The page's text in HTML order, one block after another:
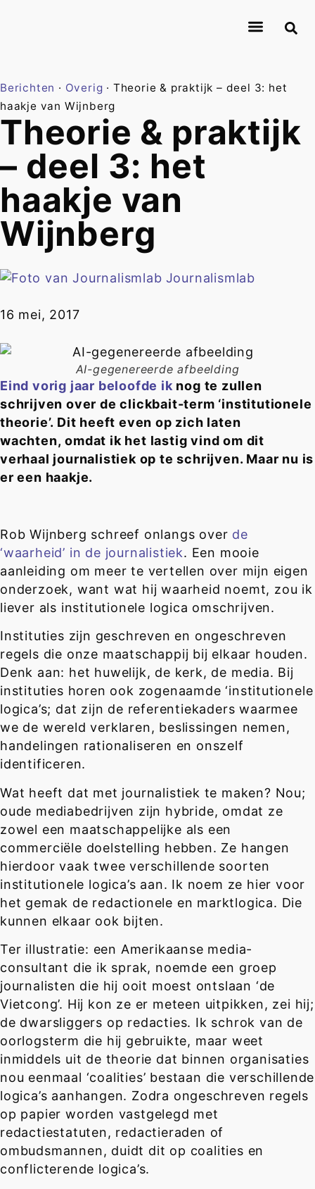
Berichten · Overig · Theorie & praktijk – deel 3: het
haakje van Wijnberg
Theorie & praktijk
– deel 3: het
haakje van
Wijnberg
Journalismlab
16 mei, 2017
AI-gegenereerde afbeelding
Eind vorig jaar beloofde ik nog te zullen
schrijven over de clickbait-term ‘institutionele
theorie’. Dit heeft even op zich laten
wachten, omdat ik het lastig vind om dit
verhaal journalistiek op te schrijven. Maar nu is
er een haakje.
Rob Wijnberg schreef onlangs over de
‘waarheid’ in de journalistiek. Een mooie
aanleiding om meer te vertellen over mijn eigen
onderzoek, want wat hij waarheid noemt, zou ik
liever als institutionele logica omschrijven.
Instituties zijn geschreven en ongeschreven
regels die onze maatschappij bij elkaar houden.
Denk aan: het huwelijk, de kerk, de media. Bij
instituties horen ook zogenaamde ‘institutionele
logica’s; dat zijn de referentiekaders waarmee
we de wereld verklaren, beslissingen nemen,
handelingen rationaliseren en onszelf
identificeren.
Wat heeft dat met journalistiek te maken? Nou;
oude mediabedrijven zijn hybride, omdat ze
zowel een maatschappelijke als een
commerciële doelstelling hebben. Ze hangen
hierdoor vaak twee verschillende soorten
institutionele logica’s aan. Ik noem ze hier voor
het gemak de redactionele en marktlogica. Die
kunnen elkaar ook bijten.
Ter illustratie: een Amerikaanse media-
consultant die ik sprak, noemde een groep
journalisten die hij ooit moest ontslaan ‘de
Vietcong’. Hij kon ze er meteen uitpikken, zei hij;
de dwarsliggers op redacties. Ik schrok van de
oorlogsterm die hij gebruikte, maar weet
inmiddels uit de theorie dat binnen organisaties
nou eenmaal ‘coalities’ bestaan die verschillende
logica’s aanhangen. Zodra ongeschreven regels
op papier worden vastgelegd met
redactiestatuten, redactieraden of
ombudsmannen, duidt dit op coalities en
conflicterende logica’s.